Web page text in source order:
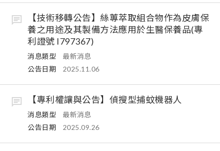
【技術移轉公告】絲蓴萃取組合物作為皮膚保
養之用途及其製備方法應用於生醫保養品(專
利證號 I797367)
消息類型
最新消息
公告日期
2025.11.06
【專利權讓與公告】偵搜型捕蚊機器人
消息類型
最新消息
公告日期
2025.09.26